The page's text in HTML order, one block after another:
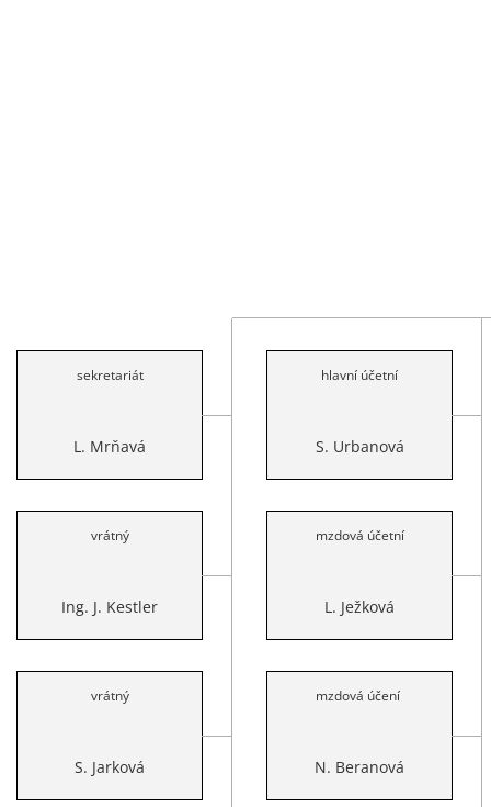
sekretariát
L. Mrňavá
vrátný
Ing. J. Kestler
vrátný
S. Jarková
hlavní účetní
S. Urbanová
mzdová účetní
L. Ježková
mzdová účení
N. Beranová